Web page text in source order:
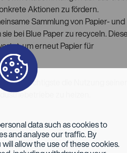
Aktionen zu fördern.
Sammlung von Papier- und
bei Blue Paper zu recyceln.
um erneut Papier für
die wichtigste die Nutzung seiner
zu heizen.
data such as cookies to
and analyse our traffic. By
allow the use of these cookies.